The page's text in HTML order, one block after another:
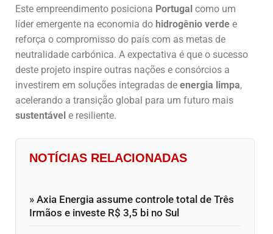
Este empreendimento posiciona Portugal como um
líder emergente na economia do hidrogênio verde e
reforça o compromisso do país com as metas de
neutralidade carbónica. A expectativa é que o sucesso
deste projeto inspire outras nações e consórcios a
investirem em soluções integradas de energia limpa,
acelerando a transição global para um futuro mais
sustentável e resiliente.
NOTÍCIAS RELACIONADAS
» Axia Energia assume controle total de Três
Irmãos e investe R$ 3,5 bi no Sul